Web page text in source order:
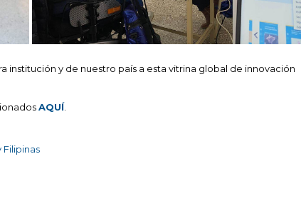
institución y de nuestro país a esta vitrina global de innovación
AQUÍ
Filipinas